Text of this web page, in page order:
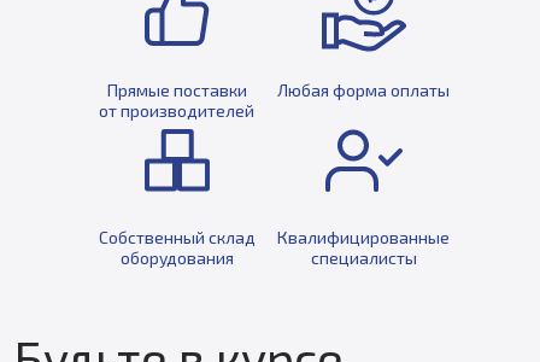
Прямые поставки
от производителей
Любая форма оплаты
Собственный склад
оборудования
Квалифицированные
специалисты